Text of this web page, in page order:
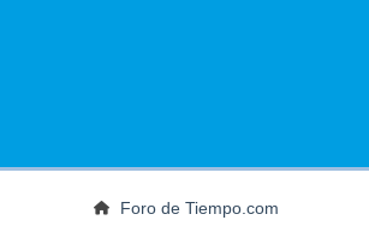
Foro de Tiempo.com